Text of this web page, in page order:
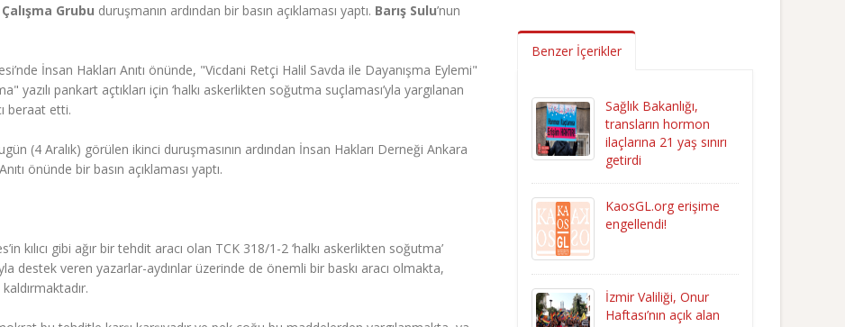
Grubu duruşmanın ardından bir basın açıklaması yaptı. Barış Sulu’nun
İnsan Hakları Anıtı önünde, "Vicdani Retçi Halil Savda ile Dayanışma Eylemi"
yazılı pankart açtıkları için ‘halkı askerlikten soğutma suçlaması’yla yargılanan
beraat etti.
(4 Aralık) görülen ikinci duruşmasının ardından İnsan Hakları Derneği Ankara
önünde bir basın açıklaması yaptı.
kılıcı gibi ağır bir tehdit aracı olan TCK 318/1-2 ‘halkı askerlikten soğutma’
destek veren yazarlar-aydınlar üzerinde de önemli bir baskı aracı olmakta,
Benzer İçerikler
Sağlık Bakanlığı,
transların hormon
ilaçlarına 21 yaş sınırı
getirdi
KaosGL.org erişime
engellendi!
İzmir Valiliği, Onur
Haftası’nın açık alan